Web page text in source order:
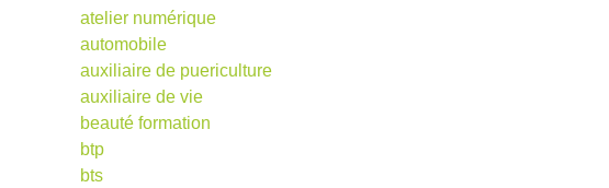
atelier numérique
automobile
auxiliaire de puericulture
auxiliaire de vie
beauté formation
btp
bts